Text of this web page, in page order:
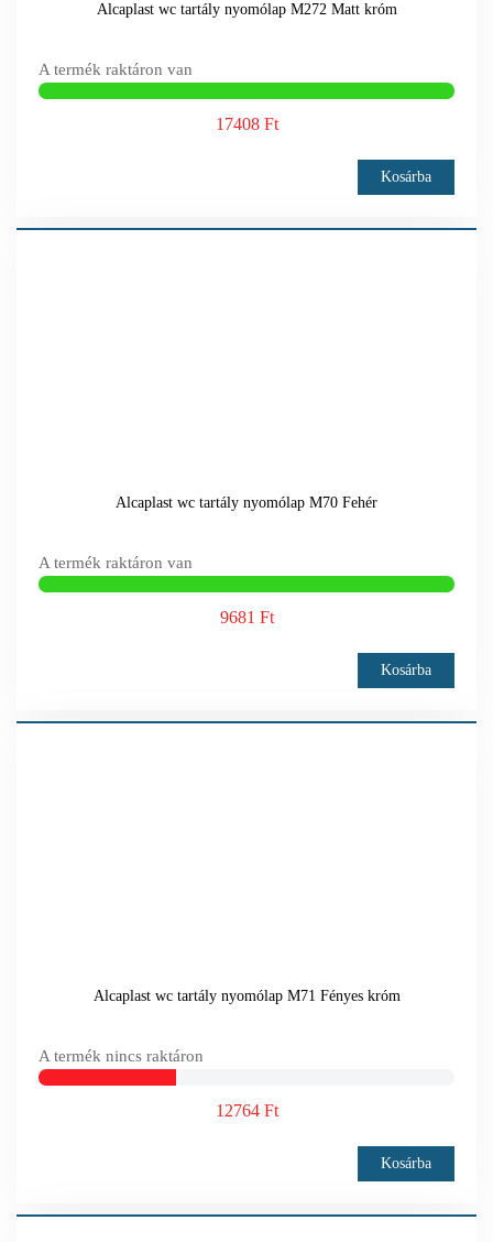
Alcaplast wc tartály nyomólap M272 Matt króm
A termék raktáron van
17408 Ft
Kosárba
Alcaplast wc tartály nyomólap M70 Fehér
A termék raktáron van
9681 Ft
Kosárba
Alcaplast wc tartály nyomólap M71 Fényes króm
A termék nincs raktáron
12764 Ft
Kosárba